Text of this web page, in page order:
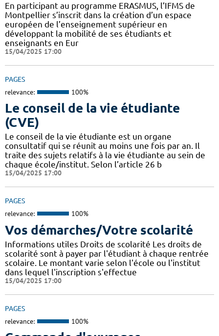
En participant au programme ERASMUS, l’IFMS de
Montpellier s’inscrit dans la création d’un espace
européen de l’enseignement supérieur en
développant la mobilité de ses étudiants et
enseignants en Eur
15/04/2025 17:00
PAGES
relevance: 100%
Le conseil de la vie étudiante
(CVE)
Le conseil de la vie étudiante est un organe
consultatif qui se réunit au moins une fois par an. Il
traite des sujets relatifs à la vie étudiante au sein de
chaque école/institut. Selon l’article 26 b
15/04/2025 17:00
PAGES
relevance: 100%
Vos démarches/Votre scolarité
Informations utiles Droits de scolarité Les droits de
scolarité sont à payer par l'étudiant à chaque rentrée
scolaire. Le montant varie selon l'école ou l'institut
dans lequel l'inscription s'effectue
15/04/2025 17:00
PAGES
relevance: 100%